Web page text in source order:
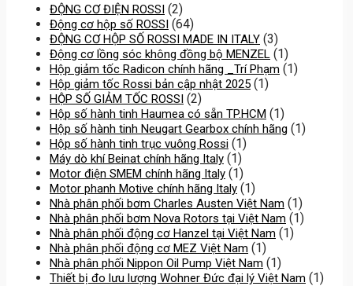
ĐỘNG CƠ ĐIỆN ROSSI (2)
Động cơ hộp số ROSSI (64)
ĐỘNG CƠ HỘP SỐ ROSSI MADE IN ITALY (3)
Động cơ lồng sóc không đồng bộ MENZEL (1)
Hộp giảm tốc Radicon chính hãng _Trí Phạm (1)
Hộp giảm tốc Rossi bản cập nhật 2025 (1)
HỘP SỐ GIẢM TỐC ROSSI (2)
Hộp số hành tinh Haumea có sẵn TP.HCM (1)
Hộp số hành tinh Neugart Gearbox chính hãng (1)
Hộp số hành tinh trục vuông Rossi (1)
Máy dò khí Beinat chính hãng Italy (1)
Motor điện SMEM chính hãng Italy (1)
Motor phanh Motive chính hãng Italy (1)
Nhà phân phối bơm Charles Austen Việt Nam (1)
Nhà phân phối bơm Nova Rotors tại Việt Nam (1)
Nhà phân phối động cơ Hanzel tại Việt Nam (1)
Nhà phân phối động cơ MEZ Việt Nam (1)
Nhà phân phối Nippon Oil Pump Việt Nam (1)
Thiết bị đo lưu lượng Wohner Đức đại lý Việt Nam (1)